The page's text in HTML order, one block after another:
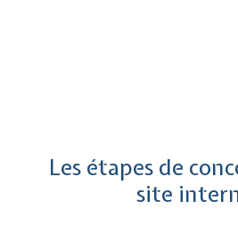
Les étapes de
site